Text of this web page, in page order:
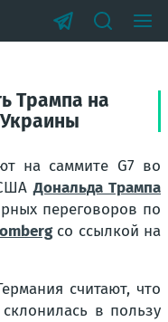
Трампа на
на саммите G7 во
СШАДональда Трампа
переговоров по
со ссылкой на
считают, что
в пользу